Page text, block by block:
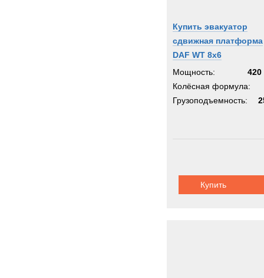
Купить эвакуатор
сдвижная платформа
DAF WT 8x6
Мощность:
420
Колёсная формула:
Грузоподъемность:
Купить